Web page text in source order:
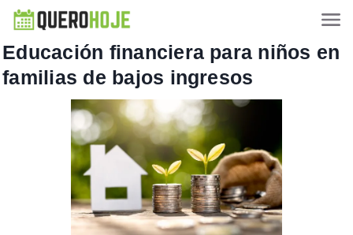
Educación financiera para niños en
familias de bajos ingresos